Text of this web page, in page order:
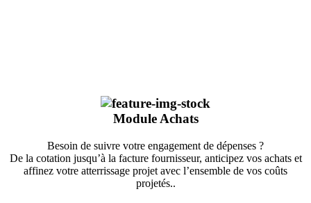
Module Achats
Besoin de suivre votre engagement de dépenses ?
De la cotation jusqu’à la facture fournisseur, anticipez vos achats et
affinez votre atterrissage projet avec l’ensemble de vos coûts
projetés..